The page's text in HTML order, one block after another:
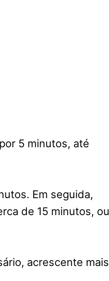
5 minutos, até
Em seguida,
de 15 minutos, ou
acrescente mais